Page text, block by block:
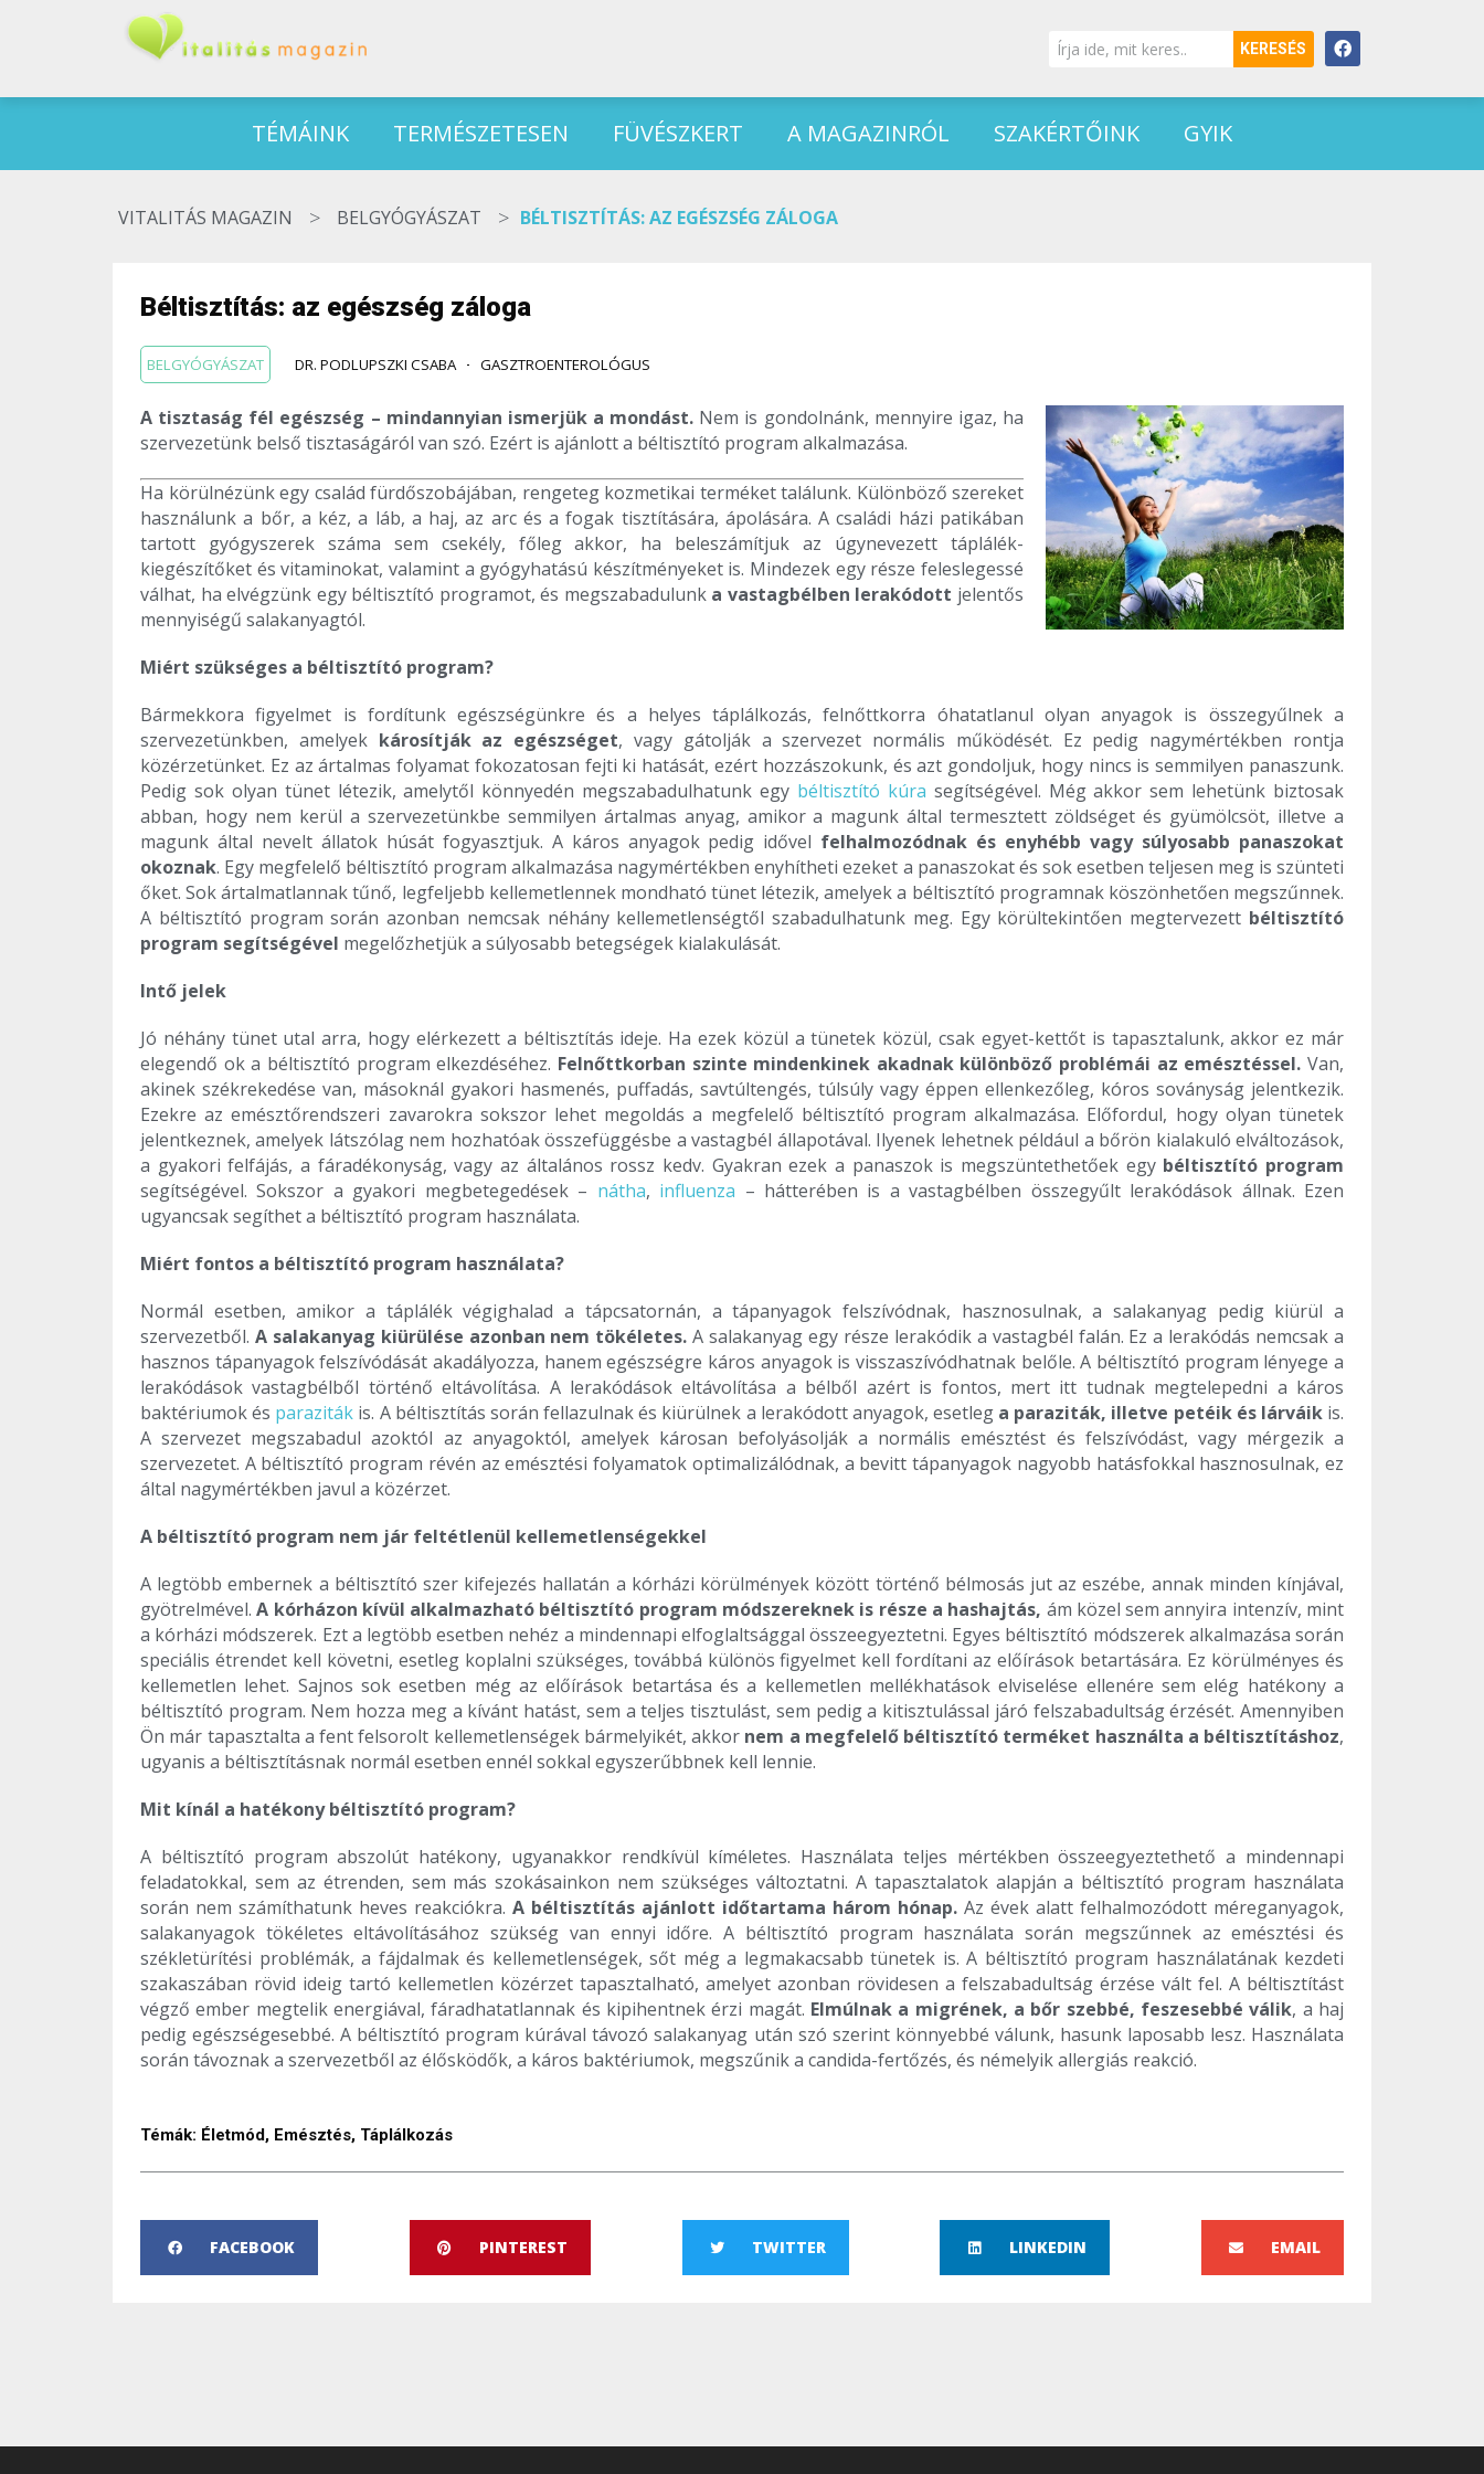
KERESÉS
TÉMÁINK TERMÉSZETESEN FÜVÉSZKERT A MAGAZINRÓL SZAKÉRTŐINK GYIK
VITALITÁS MAGAZIN > BELGYÓGYÁSZAT > BÉLTISZTÍTÁS: AZ EGÉSZSÉG ZÁLOGA
Béltisztítás: az egészség záloga
BELGYÓGYÁSZAT DR. PODLUPSZKI CSABA GASZTROENTEROLÓGUS
A tisztaság fél egészség – mindannyian ismerjük a mondást. Nem is gondolnánk, mennyire igaz, ha
szervezetünk belső tisztaságáról van szó. Ezért is ajánlott a béltisztító program alkalmazása.
Ha körülnézünk egy család fürdőszobájában, rengeteg kozmetikai terméket találunk. Különböző szereket
használunk a bőr, a kéz, a láb, a haj, az arc és a fogak tisztítására, ápolására. A családi házi patikában
tartott gyógyszerek száma sem csekély, főleg akkor, ha beleszámítjuk az úgynevezett táplálék-
kiegészítőket és vitaminokat, valamint a gyógyhatású készítményeket is. Mindezek egy része feleslegessé
válhat, ha elvégzünk egy béltisztító programot, és megszabadulunk a vastagbélben lerakódott jelentős
mennyiségű salakanyagtól.
Miért szükséges a béltisztító program?
Bármekkora figyelmet is fordítunk egészségünkre és a helyes táplálkozás, felnőttkorra óhatatlanul olyan anyagok is összegyűlnek a
szervezetünkben, amelyekkárosítják az egészséget, vagy gátolják a szervezet normális működését. Ez pedig nagymértékben rontja
közérzetünket. Ez az ártalmas folyamat fokozatosan fejti ki hatását, ezért hozzászokunk, és azt gondoljuk, hogy nincs is semmilyen panaszunk.
Pedig sok olyan tünet létezik, amelytől könnyedén megszabadulhatunk egy béltisztító kúra segítségével. Még akkor sem lehetünk biztosak
abban, hogy nem kerül a szervezetünkbe semmilyen ártalmas anyag, amikor a magunk által termesztett zöldséget és gyümölcsöt, illetve a
magunk által nevelt állatok húsát fogyasztjuk. A káros anyagok pedig idővel felhalmozódnak és enyhébb vagy súlyosabb panaszokat
okoznak. Egy megfelelő béltisztító program alkalmazása nagymértékben enyhítheti ezeket a panaszokat és sok esetben teljesen meg is szünteti
őket. Sok ártalmatlannak tűnő, legfeljebb kellemetlennek mondható tünet létezik, amelyek a béltisztító programnak köszönhetően megszűnnek.
A béltisztító program során azonban nemcsak néhány kellemetlenségtől szabadulhatunk meg. Egy körültekintően megtervezett béltisztító
program segítségével megelőzhetjük a súlyosabb betegségek kialakulását.
Intő jelek
Jó néhány tünet utal arra, hogy elérkezett a béltisztítás ideje. Ha ezek közül a tünetek közül, csak egyet-kettőt is tapasztalunk, akkor ez már
elegendő ok a béltisztító program elkezdéséhez. Felnőttkorban szinte mindenkinek akadnak különböző problémái az emésztéssel.Van,
akinek székrekedése van, másoknál gyakori hasmenés, puffadás, savtúltengés, túlsúly vagy éppen ellenkezőleg, kóros soványság jelentkezik.
Ezekre az emésztőrendszeri zavarokra sokszor lehet megoldás a megfelelő béltisztító program alkalmazása. Előfordul, hogy olyan tünetek
jelentkeznek, amelyek látszólag nem hozhatóak összefüggésbe a vastagbél állapotával. Ilyenek lehetnek például a bőrön kialakuló elváltozások,
a gyakori felfájás, a fáradékonyság, vagy az általános rossz kedv. Gyakran ezek a panaszok is megszüntethetőek egy béltisztító program
segítségével. Sokszor a gyakori megbetegedések – nátha, influenza – hátterében is a vastagbélben összegyűlt lerakódások állnak. Ezen
ugyancsak segíthet a béltisztító program használata.
Miért fontos a béltisztító program használata?
Normál esetben, amikor a táplálék végighalad a tápcsatornán, a tápanyagok felszívódnak, hasznosulnak, a salakanyag pedig kiürül a
szervezetből. A salakanyag kiürülése azonban nem tökéletes. A salakanyag egy része lerakódik a vastagbél falán. Ez a lerakódás nemcsak a
hasznos tápanyagok felszívódását akadályozza, hanem egészségre káros anyagok is visszaszívódhatnak belőle. A béltisztító program lényege a
lerakódások vastagbélből történő eltávolítása. A lerakódások eltávolítása a bélből azért is fontos, mert itt tudnak megtelepedni a káros
baktériumok és paraziták is. A béltisztítás során fellazulnak és kiürülnek a lerakódott anyagok, esetlega paraziták, illetve petéik és lárváik is.
A szervezet megszabadul azoktól az anyagoktól, amelyek károsan befolyásolják a normális emésztést és felszívódást, vagy mérgezik a
szervezetet. A béltisztító program révén az emésztési folyamatok optimalizálódnak, a bevitt tápanyagok nagyobb hatásfokkal hasznosulnak, ez
által nagymértékben javul a közérzet.
A béltisztító program nem jár feltétlenül kellemetlenségekkel
A legtöbb embernek a béltisztító szer kifejezés hallatán a kórházi körülmények között történő bélmosás jut az eszébe, annak minden kínjával,
gyötrelmével.A kórházon kívül alkalmazható béltisztító program módszereknek is része a hashajtás, ám közel sem annyira intenzív, mint
a kórházi módszerek. Ezt a legtöbb esetben nehéz a mindennapi elfoglaltsággal összeegyeztetni. Egyes béltisztító módszerek alkalmazása során
speciális étrendet kell követni, esetleg koplalni szükséges, továbbá különös figyelmet kell fordítani az előírások betartására. Ez körülményes és
kellemetlen lehet. Sajnos sok esetben még az előírások betartása és a kellemetlen mellékhatások elviselése ellenére sem elég hatékony a
béltisztító program. Nem hozza meg a kívánt hatást, sem a teljes tisztulást, sem pedig a kitisztulással járó felszabadultság érzését. Amennyiben
Ön már tapasztalta a fent felsorolt kellemetlenségek bármelyikét, akkor nem a megfelelő béltisztító terméket használta a béltisztításhoz,
ugyanis a béltisztításnak normál esetben ennél sokkal egyszerűbbnek kell lennie.
Mit kínál a hatékony béltisztító program?
A béltisztító program abszolút hatékony, ugyanakkor rendkívül kíméletes. Használata teljes mértékben összeegyeztethető a mindennapi
feladatokkal, sem az étrenden, sem más szokásainkon nem szükséges változtatni. A tapasztalatok alapján a béltisztító program használata
során nem számíthatunk heves reakciókra. A béltisztítás ajánlott időtartama három hónap. Az évek alatt felhalmozódott méreganyagok,
salakanyagok tökéletes eltávolításához szükség van ennyi időre. A béltisztító program használata során megszűnnek az emésztési és
székletürítési problémák, a fájdalmak és kellemetlenségek, sőt még a legmakacsabb tünetek is. A béltisztító program használatának kezdeti
szakaszában rövid ideig tartó kellemetlen közérzet tapasztalható, amelyet azonban rövidesen a felszabadultság érzése vált fel. A béltisztítást
végző ember megtelik energiával, fáradhatatlannak és kipihentnek érzi magát. Elmúlnak a migrének, a bőr szebbé, feszesebbé válik, a haj
pedig egészségesebbé. A béltisztító program kúrával távozó salakanyag után szó szerint könnyebbé válunk, hasunk laposabb lesz. Használata
során távoznak a szervezetből az élősködők, a káros baktériumok, megszűnik a candida-fertőzés, és némelyik allergiás reakció.
Témák: Életmód, Emésztés, Táplálkozás
FACEBOOK PINTEREST TWITTER LINKEDIN EMAIL